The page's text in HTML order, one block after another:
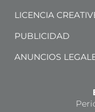
LICENCIA
PUBLICIDAD
ANUNCIOS